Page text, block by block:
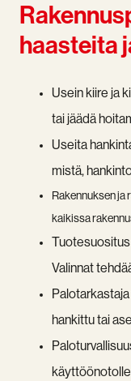
haasteita
Usein kiire ja
tai jäädä
Useita
mistä,
Rakennuksen
kaikissa
Valinnat
hankittu tai